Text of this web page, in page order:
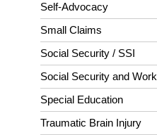
Self-Advocacy
Small Claims
Social Security / SSI
Social Security and Work
Special Education
Traumatic Brain Injury